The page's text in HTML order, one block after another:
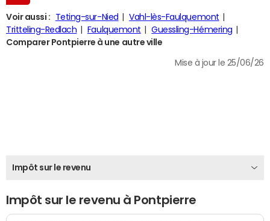
Voir aussi : Teting-sur-Nied
Vahl-lès-Faulquemont
Tritteling-Redlach
Faulquemont
Guessling-Hémering
Comparer Pontpierre à une autre ville
Mise à jour le 25/06/26
Impôt sur le revenu
Impôt sur le revenu à Pontpierre